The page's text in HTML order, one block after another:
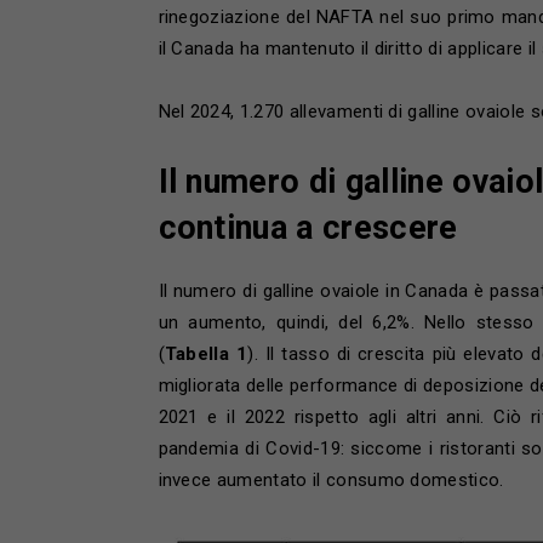
rinegoziazione del NAFTA nel suo primo
il Canada ha mantenuto il diritto di applicare
Nel 2024, 1.270 allevamenti di galline ovaiole
Il numero di galline
continua a crescere
Il numero di galline ovaiole in Canada è
un aumento, quindi, del 6,2%. Nello
(Tabella 1). Il tasso di crescita più elevato
migliorata delle performance di deposizione
2021 e il 2022 rispetto agli altri anni. Ciò
pandemia di Covid-19: siccome i ristoranti
invece aumentato il consumo domestico.